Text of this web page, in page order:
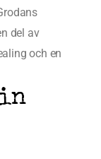
del av
och en